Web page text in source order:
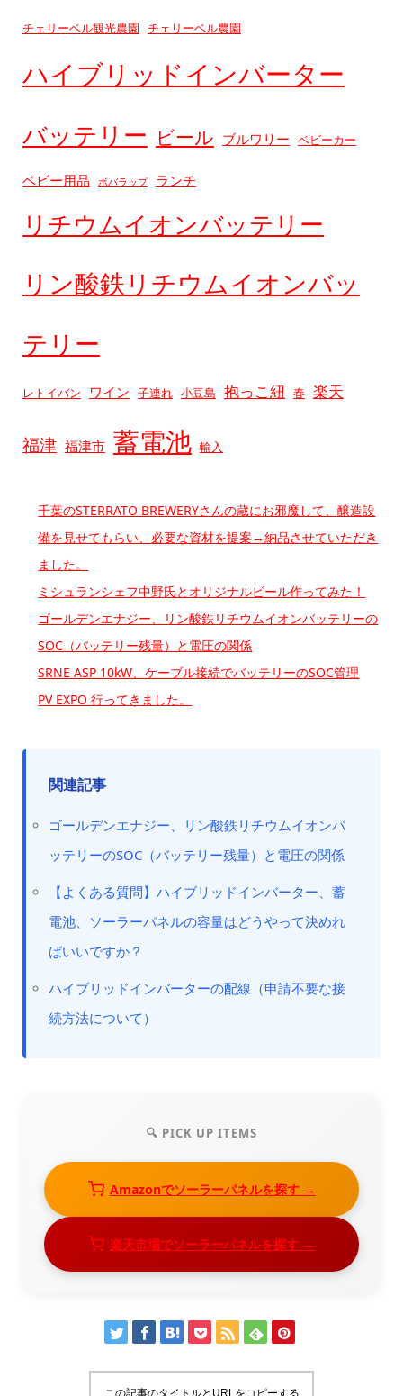
チェリーベル観光農園 チェリーベル農園
ハイブリッドインバーター
バッテリー ビール ブルワリー ベビーカー
ベビー用品 ボバラップ ランチ
リチウムイオンバッテリー
リン酸鉄リチウムイオンバッ
テリー
レトイバン ワイン 子連れ 小豆島 抱っこ紐 春 楽天
福津 福津市 蓄電池 輸入
千葉のSTERRATO BREWERYさんの蔵にお邪魔して、醸造設
備を見せてもらい、必要な資材を提案→納品させていただき
ました。
ミシュランシェフ中野氏とオリジナルビール作ってみた！
ゴールデンエナジー、リン酸鉄リチウムイオンバッテリーの
SOC（バッテリー残量）と電圧の関係
SRNE ASP 10kW、ケーブル接続でバッテリーのSOC管理
PV EXPO 行ってきました。
関連記事
ゴールデンエナジー、リン酸鉄リチウムイオンバ
ッテリーのSOC（バッテリー残量）と電圧の関係
【よくある質問】ハイブリッドインバーター、蓄
電池、ソーラーパネルの容量はどうやって決めれ
ばいいですか？
ハイブリッドインバーターの配線（申請不要な接
続方法について）
🔍 PICK UP ITEMS
Amazonでソーラーパネルを探す →
楽天市場でソーラーパネルを探す →
この記事のタイトルとURLをコピーする